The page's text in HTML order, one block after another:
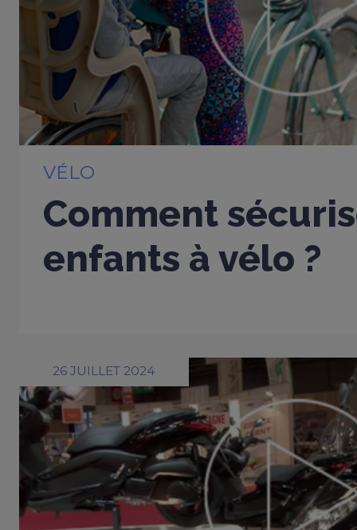
VÉLO
Comment
enfants à vélo ?
26 JUILLET 2024